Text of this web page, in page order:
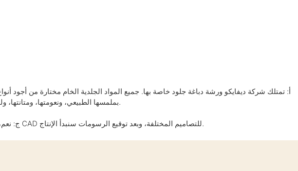
أ: تمتلك شركة ديفايكو ورشة دباغة جلود خاصة بها. جميع المواد الجلدية الخام مختارة من أجود
بملمسها الطبيعي، ونعومتها، ومتانتها، ولمستها الكلاسيكية/القديمة. يبلغ سمك الجلد حوالي 1.0-1.2 ملم. كما تتوفر أكثر من 30 لونًا لتلبية مختلف متطلبات العملاء.
ج: نعم، بالتأكيد. يمكننا تصميم أثاث متنوع بناءً على متطلبات العميل الخاصة. بعد الموافقة على العرض، سنقوم بإنشاء رسومات CAD للتصاميم المختلفة، وبعد توقيع الرسومات سنبدأ الإنتاج.